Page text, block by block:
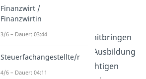
Aufgaben dieser Beruf
beinhaltet, welche
Voraussetzungen du mitbringen
solltest und wie deine Ausbildung
abläuft. Hol dir alle wichtigen
Finanzwirt /
Finanzwirtin
3/6 – Dauer: 03:44
Steuerfachangestellte/r
4/6 – Dauer: 04:11